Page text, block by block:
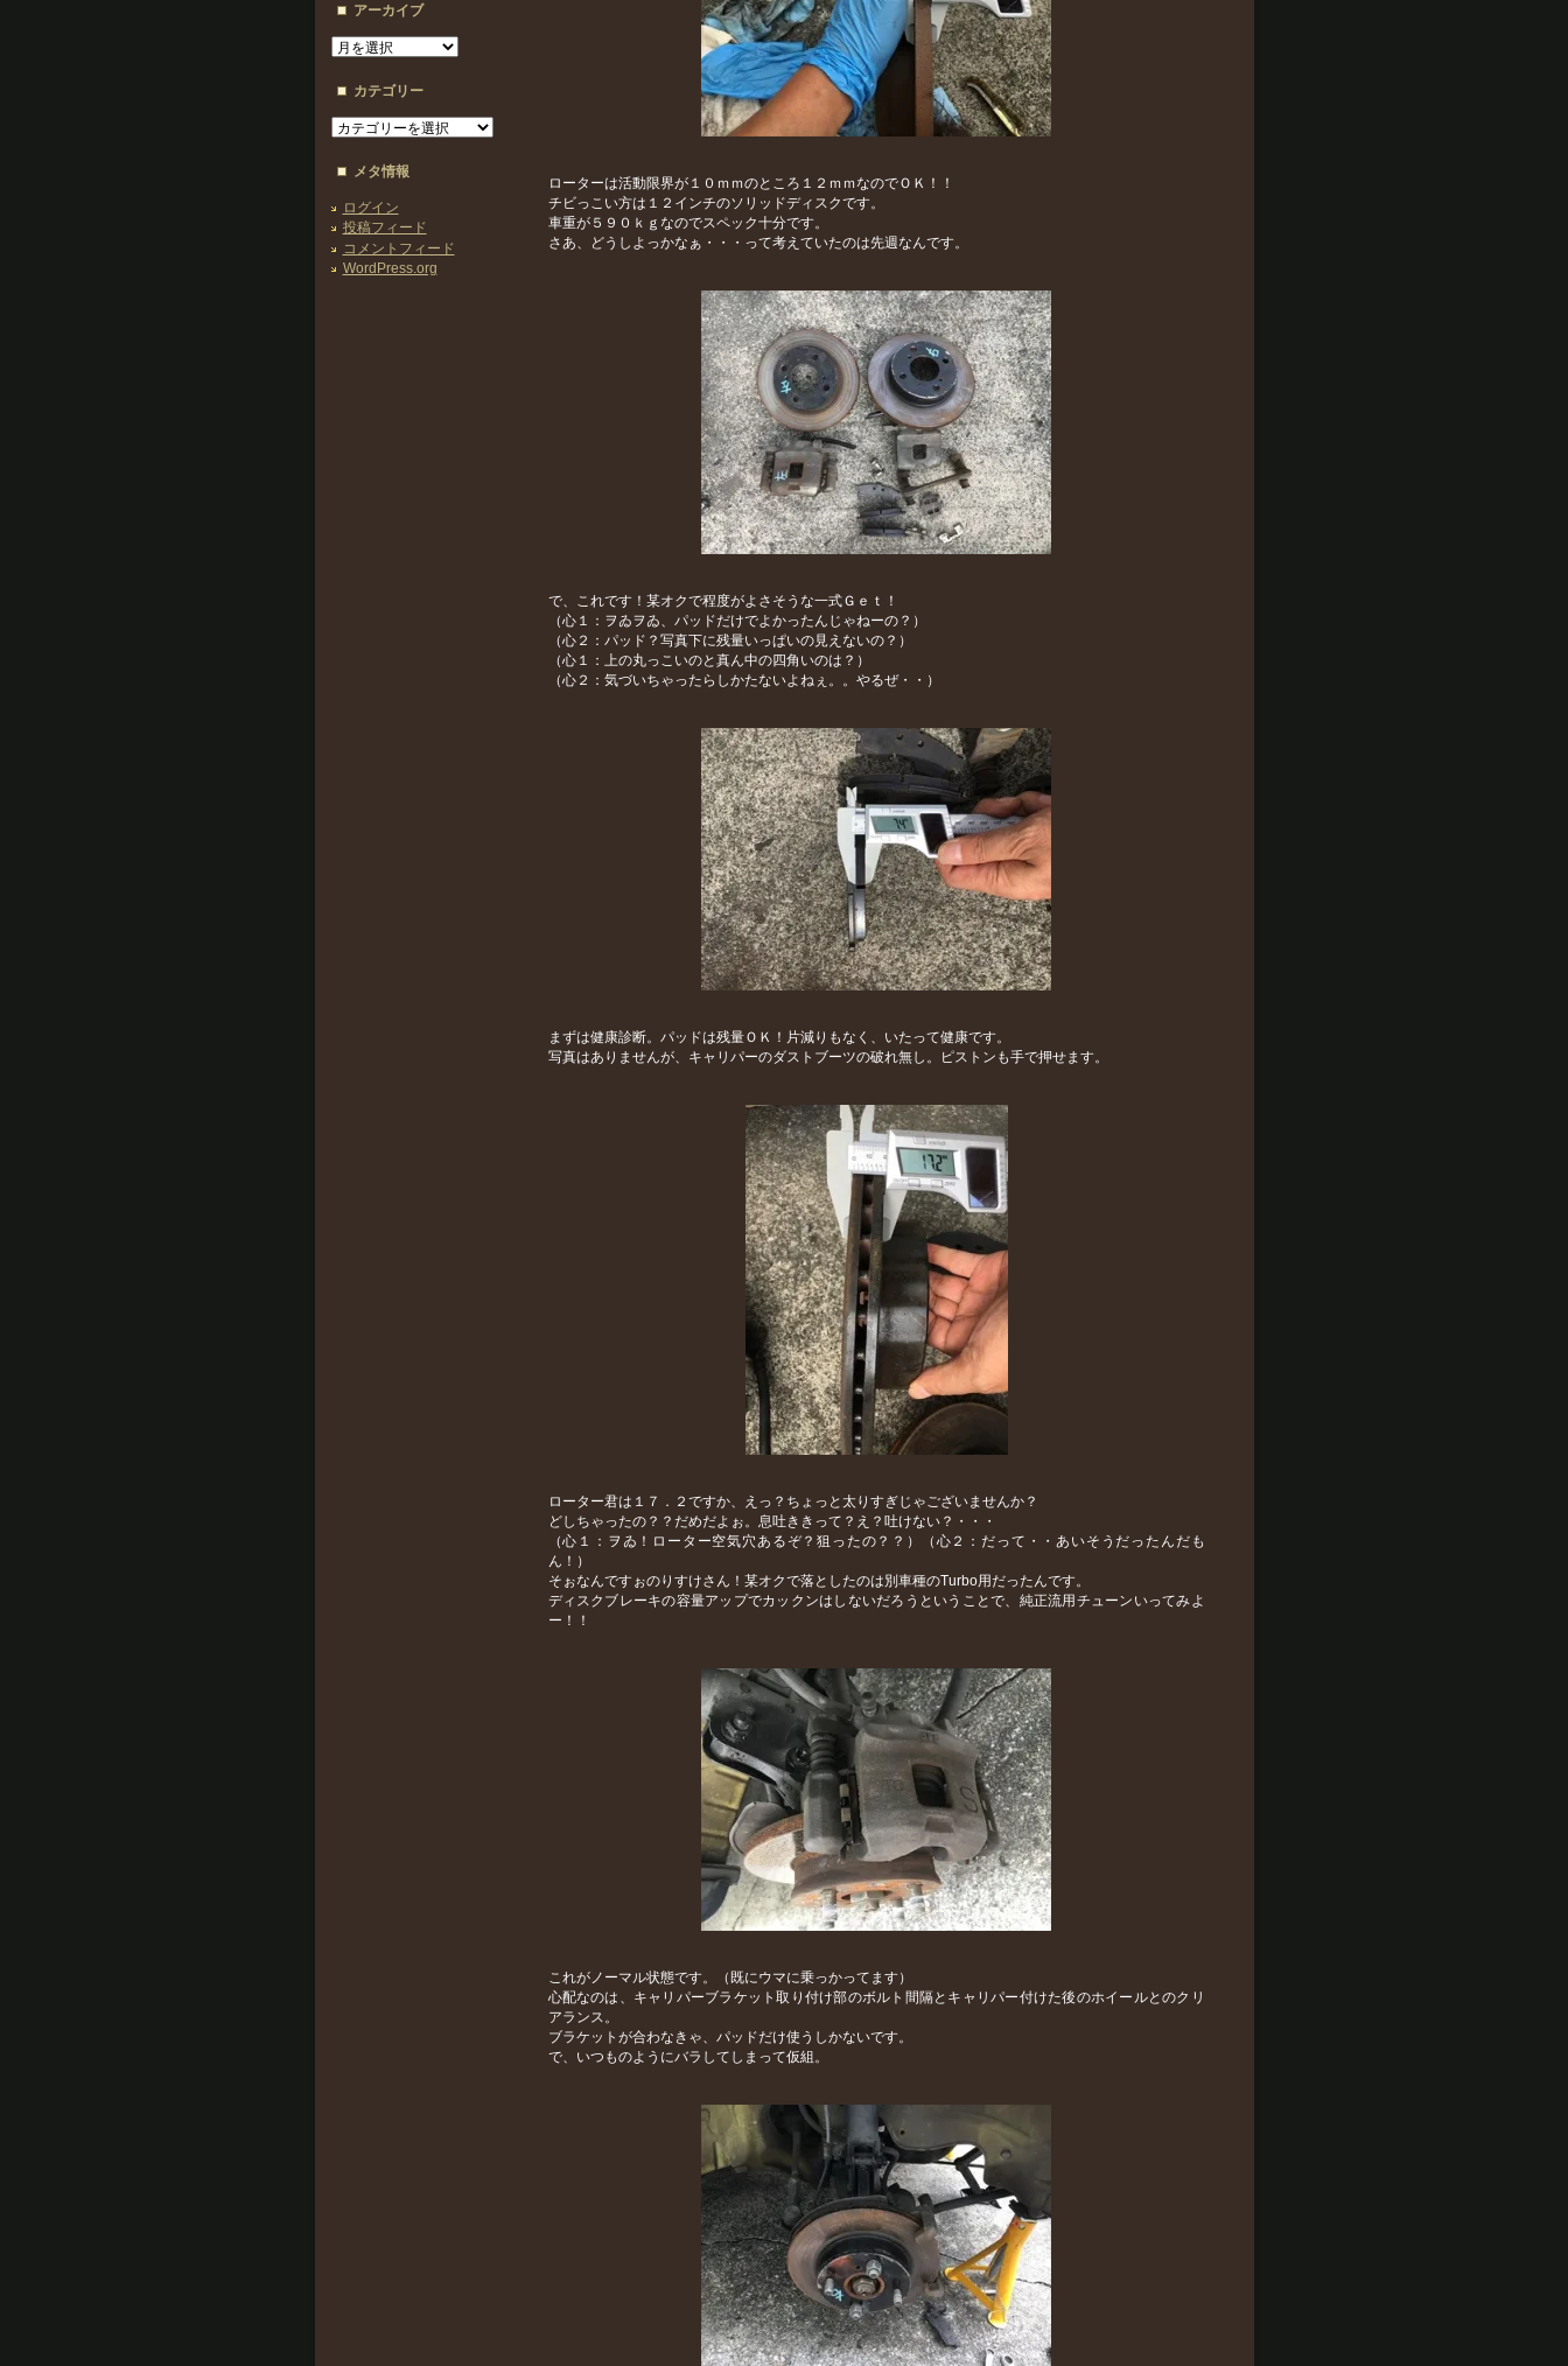
アーカイブ
ア
カ
ブ
カテゴリー
カ
ゴ
ー
メタ情報
ログイン
投稿フィード
コメントフィード
WordPress.org
ローターは活動限界が１０ｍｍのところ１２ｍｍなのでＯＫ！！
チビっこい方は１２インチのソリッドディスクです。
車重が５９０ｋｇなのでスペック十分です。
さあ、どうしよっかなぁ・・・って考えていたのは先週なんです。
で、これです！某オクで程度がよさそうな一式Ｇｅｔ！
（心１：ヲゐヲゐ、パッドだけでよかったんじゃねーの？）
（心２：パッド？写真下に残量いっぱいの見えないの？）
（心１：上の丸っこいのと真ん中の四角いのは？）
（心２：気づいちゃったらしかたないよねぇ。。やるぜ・・）
まずは健康診断。パッドは残量ＯＫ！片減りもなく、いたって健康です。
写真はありませんが、キャリパーのダストブーツの破れ無し。ピストンも手で押せます。
ローター君は１７．２ですか、えっ？ちょっと太りすぎじゃございませんか？
どしちゃったの？？だめだよぉ。息吐ききって？え？吐けない？・・・
（心１：ヲゐ！ローター空気穴あるぞ？狙ったの？？）（心２：だって・・あいそうだったんだも
ん！）
そぉなんですぉのりすけさん！某オクで落としたのは別車種のTurbo用だったんです。
ディスクブレーキの容量アップでカックンはしないだろうということで、純正流用チューンいってみよ
ー！！
これがノーマル状態です。（既にウマに乗っかってます）
心配なのは、キャリパーブラケット取り付け部のボルト間隔とキャリパー付けた後のホイールとのクリ
アランス。
ブラケットが合わなきゃ、パッドだけ使うしかないです。
で、いつものようにバラしてしまって仮組。